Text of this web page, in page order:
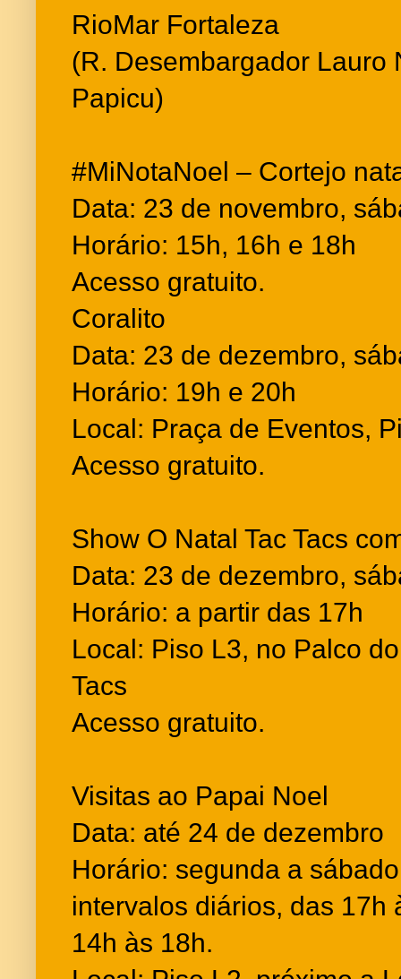
RioMar Fortaleza
(R. Desembargador Lauro
Papicu)
#MiNotaNoel – Cortejo
Data: 23 de novembro,
Horário: 15h, 16h e 18h
Acesso gratuito.
Coralito
Data: 23 de dezembro,
Horário: 19h e 20h
Local: Praça de Eventos,
Acesso gratuito.
Show O Natal Tac Tacs
Data: 23 de dezembro,
Horário: a partir das 17h
Local: Piso L3, no Palco
Tacs
Acesso gratuito.
Visitas ao Papai Noel
Data: até 24 de dezembro
Horário: segunda a
intervalos diários, das 17h
14h às 18h.